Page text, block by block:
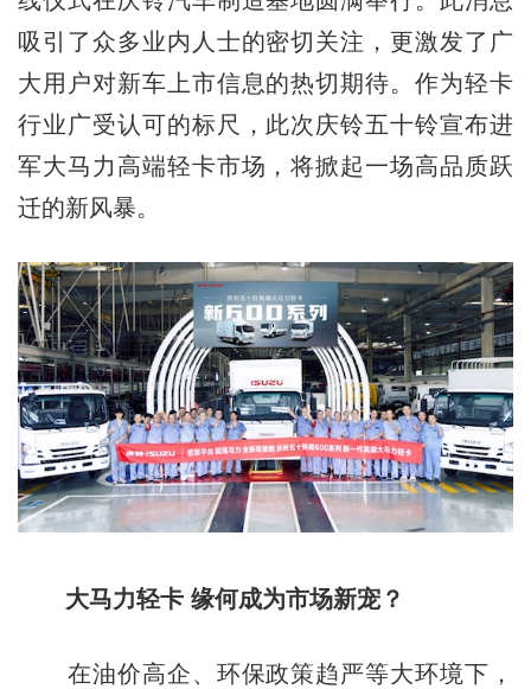
吸引了众多业内人士的密切关注，更激发了广
大用户对新车上市信息的热切期待。作为轻卡
行业广受认可的标尺，此次庆铃五十铃宣布进
军大马力高端轻卡市场，将掀起一场高品质跃
迁的新风暴。
大马力轻卡 缘何成为市场新宠？
在油价高企、环保政策趋严等大环境下，